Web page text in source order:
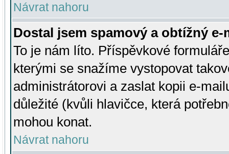
Návrat nahoru
Dostal jsem spamový a obtížný
To je nám líto. Příspěvkové
kterými se snažíme vystopovat
administrátorovi a zaslat kopii e-
důležité (kvůli hlavičce, která
mohou konat.
Návrat nahoru